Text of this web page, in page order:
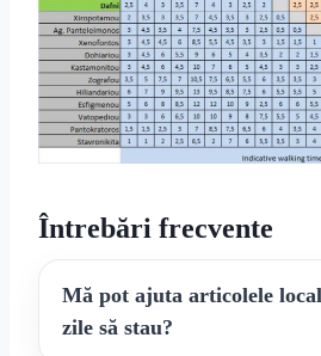
Întrebări frecvente
Mă pot ajuta articolele
zile să stau?